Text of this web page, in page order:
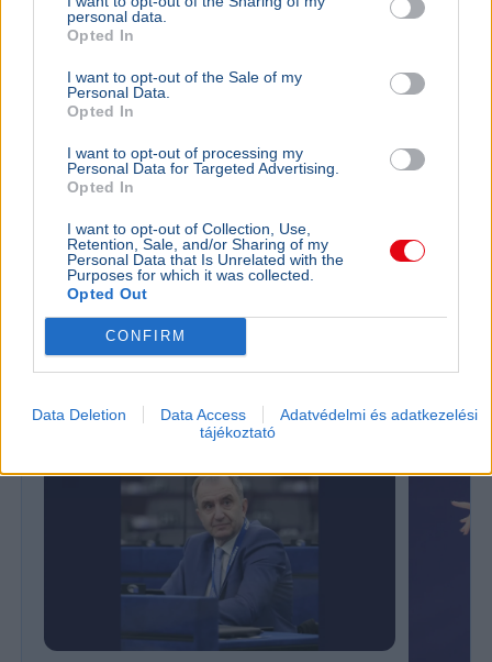
personal data.
Opted In
I want to opt-out of the Sale of my
Personal Data.
Opted In
I want to opt-out of processing my
Personal Data for Targeted Advertising.
Opted In
I want to opt-out of Collection, Use,
Retention, Sale, and/or Sharing of my
Personal Data that Is Unrelated with the
Purposes for which it was collected.
Opted Out
CONFIRM
Data Deletion Data Access
Adatvédelmi és adatkezelési
tájékoztató
Labdarúgás MLSZ Sport Debrecen Hőség
Az MLSZ nem módosítja a vasárnapi Újpest–Debrecen
meccs időpontját annak ellenére, hogy Budapesten 40
fokos hőség várható.
Bővebben...